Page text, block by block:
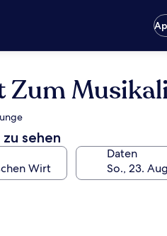
Zum
sehen
Daten